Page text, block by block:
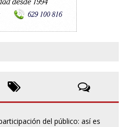
del público: así es